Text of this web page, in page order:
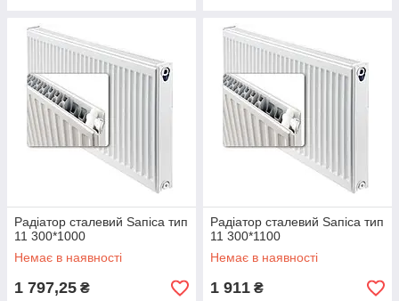
Радіатор сталевий Ѕапіса тип
11 300*1000
Немає в наявності
1 797,25 ₴
Радіатор сталевий Ѕапіса тип
11 300*1100
Немає в наявності
1 911 ₴